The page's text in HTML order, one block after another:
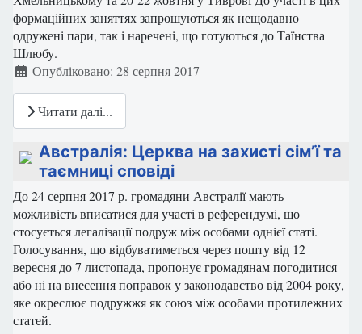
формаційних заняттях запрошуються як нещодавно
одружені пари, так і наречені, що готуються до Таїнства
Шлюбу.
ДеталіОпубліковано: 28 серпня 2017
Читати далі...
Австралія: Церква на захисті сім’ї та
таємниці сповіді
До 24 серпня 2017 р. громадяни Австралії мають
можливість вписатися для участі в референдумі, що
стосується легалізації подруж між особами однієї статі.
Голосування, що відбуватиметься через пошту від 12
вересня до 7 листопада, пропонує громадянам погодитися
або ні на внесення поправок у законодавство від 2004 року,
яке окреслює подружжя як союз між особами протилежних
статей.